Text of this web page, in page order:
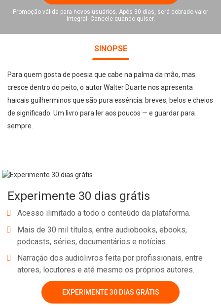
Promoção válida para novos usuários. Após 30 dias, será cobrado valor
integral. Cancele quando quiser.
SINOPSE
Para quem gosta de poesia que cabe na palma da mão, mas
cresce dentro do peito, o autor Walter Duarte nos apresenta
haicais guilherminos que são pura essência: breves, belos e cheios
de significado. Um livro para ler aos poucos — e guardar para
sempre.
Experimente 30 dias grátis
Acesso ilimitado a todo o conteúdo da plataforma.
Mais de 30 mil títulos, entre audiobooks, ebooks,
podcasts, séries, documentários e notícias.
Narração dos audiolivros feita por profissionais, entre
atores, locutores e até mesmo os próprios autores.
EXPERIMENTE 30 DIAS GRÁTIS